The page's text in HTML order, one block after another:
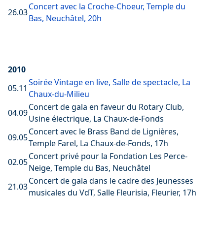
26.03
Concert avec la Croche-Choeur, Temple du
Bas, Neuchâtel, 20h
2010
05.11
Soirée Vintage en live, Salle de spectacle, La
Chaux-du-Milieu
04.09
Concert de gala en faveur du Rotary Club,
Usine électrique, La Chaux-de-Fonds
09.05
Concert avec le Brass Band de Lignières,
Temple Farel, La Chaux-de-Fonds, 17h
02.05
Concert privé pour la Fondation Les Perce-
Neige, Temple du Bas, Neuchâtel
21.03
Concert de gala dans le cadre des Jeunesses
musicales du VdT, Salle Fleurisia, Fleurier, 17h